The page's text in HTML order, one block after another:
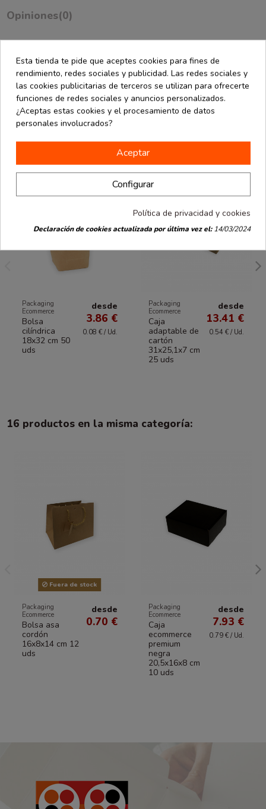
Opiniones(0)
28x47 cm. Paquete de 50 unidades.
Los clientes que compraron este producto
también han comprado:
Packaging
Ecommerce
Bolsa
cilíndrica
18x32 cm 50
uds
desde
3.86 €
0.08 € / Ud.
Packaging
Ecommerce
Caja
adaptable de
cartón
31x25,1x7 cm
25 uds
desde
13.41 €
0.54 € / Ud.
16 productos en la misma categoría:
Fuera de stock
Packaging
Ecommerce
Bolsa asa
cordón
16x8x14 cm 12
uds
desde
0.70 €
Packaging
Ecommerce
Caja
ecommerce
premium
negra
20,5x16x8 cm
10 uds
desde
7.93 €
0.79 € / Ud.
Esta tienda te pide que aceptes cookies para fines de
rendimiento, redes sociales y publicidad. Las redes sociales y
las cookies publicitarias de terceros se utilizan para ofrecerte
funciones de redes sociales y anuncios personalizados.
¿Aceptas estas cookies y el procesamiento de datos
personales involucrados?
Aceptar
Configurar
Política de privacidad y cookies
Declaración de cookies actualizada por última vez el:14/03/2024